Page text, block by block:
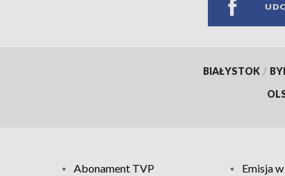
BIAŁYSTOK /
Abonament TVP Emisja